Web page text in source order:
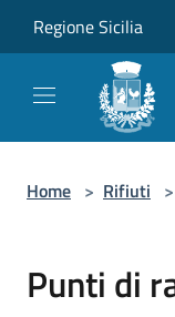
Regione Sicilia
Home > Rifiuti >
Punti di